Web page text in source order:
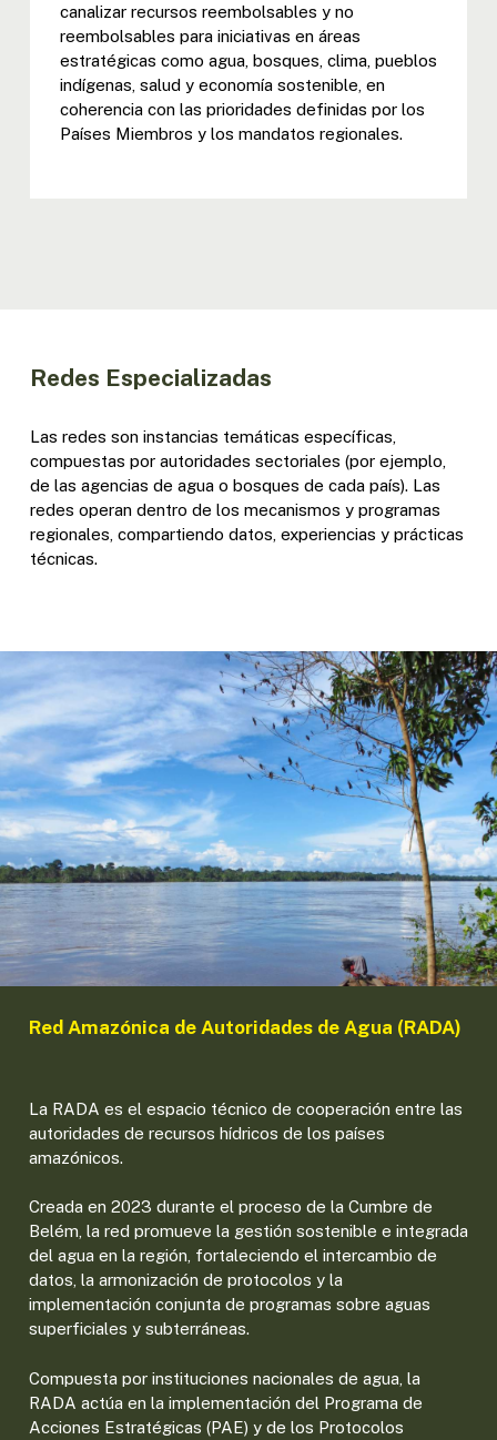
canalizar recursos reembolsables y no
reembolsables para iniciativas en áreas
estratégicas como agua, bosques, clima, pueblos
indígenas, salud y economía sostenible, en
coherencia con las prioridades definidas por los
Países Miembros y los mandatos regionales.
Redes Especializadas
Las redes son instancias temáticas específicas,
compuestas por autoridades sectoriales (por ejemplo,
de las agencias de agua o bosques de cada país). Las
redes operan dentro de los mecanismos y programas
regionales, compartiendo datos, experiencias y prácticas
técnicas.
Red Amazónica de Autoridades de Agua (RADA)
La RADA es el espacio técnico de cooperación entre las
autoridades de recursos hídricos de los países
amazónicos.
Creada en 2023 durante el proceso de la Cumbre de
Belém, la red promueve la gestión sostenible e integrada
del agua en la región, fortaleciendo el intercambio de
datos, la armonización de protocolos y la
implementación conjunta de programas sobre aguas
superficiales y subterráneas.
Compuesta por instituciones nacionales de agua, la
RADA actúa en la implementación del Programa de
Acciones Estratégicas (PAE) y de los Protocolos